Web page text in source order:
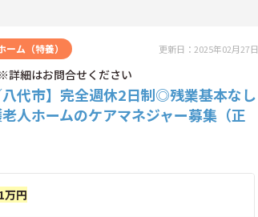
ム（特養） 更新日：2025年02月27日
細はお問合せください
八代市】完全週休2日制◎残業基本なし
人ホームのケアマネジャー募集（正
万円